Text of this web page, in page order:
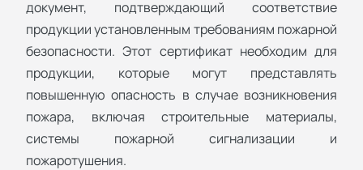
документ, подтверждающий соответствие
продукции установленным требованиям пожарной
безопасности. Этот сертификат необходим для
продукции, которые могут представлять
повышенную опасность в случае возникновения
пожара, включая строительные материалы,
системы пожарной сигнализации и
пожаротушения.